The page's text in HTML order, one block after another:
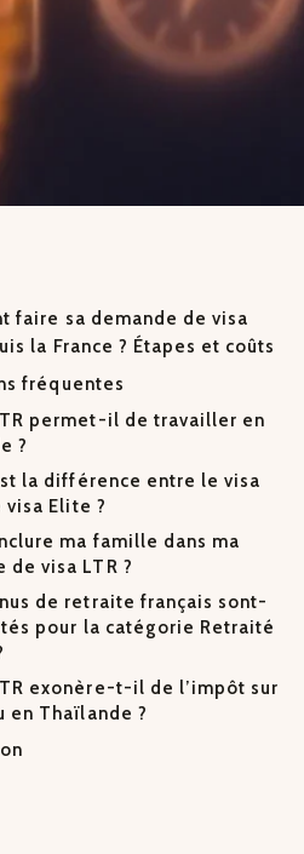
faire sa demande de visa
la France ? Étapes et coûts
fréquentes
permet-il de travailler en
?
la différence entre le visa
visa Elite ?
ma famille dans ma
de visa LTR ?
de retraite français sont-
pour la catégorie Retraité
exonère-t-il de l’impôt sur
en Thaïlande ?